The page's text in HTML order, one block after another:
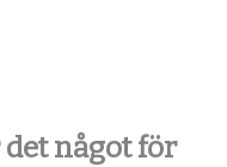
något för